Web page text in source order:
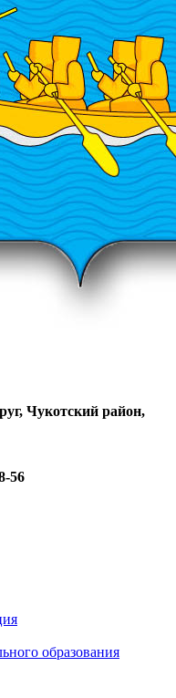
Чукотский район,
56
образования